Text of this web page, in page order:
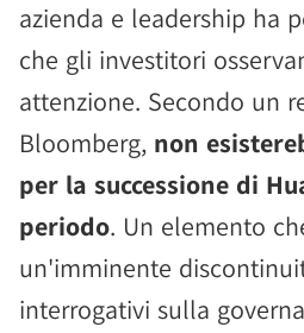
azienda e leadership ha
che gli investitori
attenzione. Secondo un
Bloomberg, non
per la successione di
periodo. Un elemento
un'imminente
interrogativi sulla